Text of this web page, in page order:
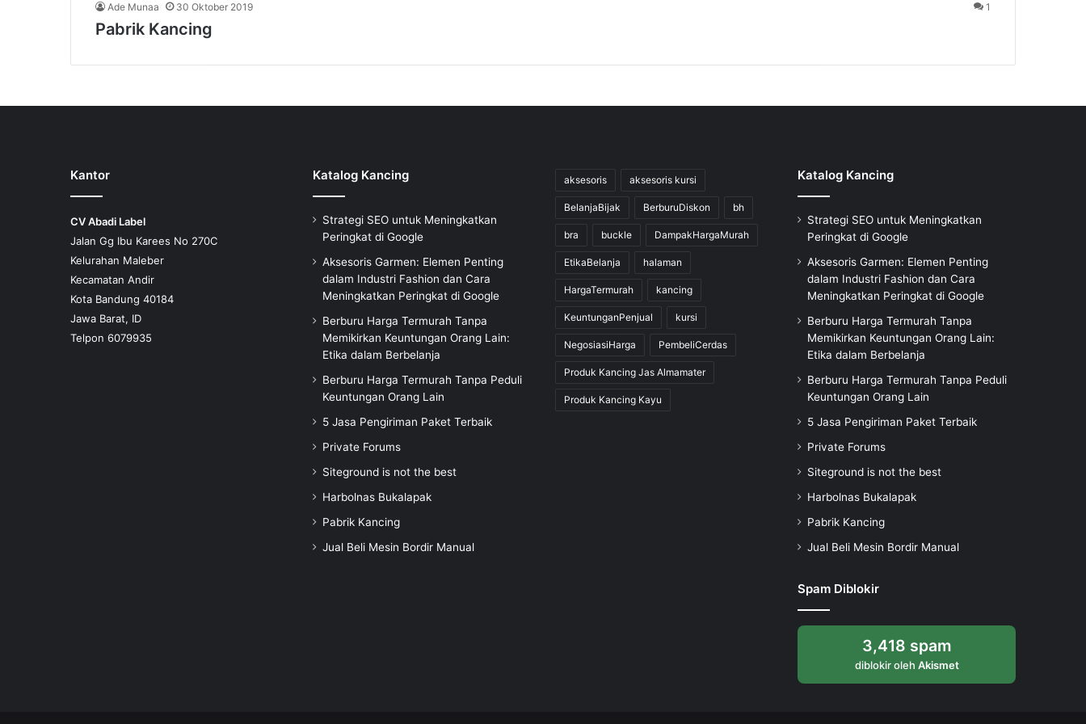
Ade Munaa 30 Oktober 2019 1
Pabrik Kancing
Kantor
CV Abadi Label
Jalan Gg Ibu Karees No 270C
Kelurahan Maleber
Kecamatan Andir
Kota Bandung 40184
Jawa Barat, ID
Telpon 6079935
Katalog Kancing
Strategi SEO untuk Meningkatkan
Peringkat di Google
Aksesoris Garmen: Elemen Penting
dalam Industri Fashion dan Cara
Meningkatkan Peringkat di Google
Berburu Harga Termurah Tanpa
Memikirkan Keuntungan Orang Lain:
Etika dalam Berbelanja
Berburu Harga Termurah Tanpa Peduli
Keuntungan Orang Lain
5 Jasa Pengiriman Paket Terbaik
Private Forums
Siteground is not the best
Harbolnas Bukalapak
Pabrik Kancing
Jual Beli Mesin Bordir Manual
aksesoris aksesoris kursi
BelanjaBijak BerburuDiskon bh
bra buckle DampakHargaMurah
EtikaBelanja halaman
HargaTermurah kancing
KeuntunganPenjual kursi
NegosiasiHarga PembeliCerdas
Produk Kancing Jas Almamater
Produk Kancing Kayu
Katalog Kancing
Strategi SEO untuk Meningkatkan
Peringkat di Google
Aksesoris Garmen: Elemen Penting
dalam Industri Fashion dan Cara
Meningkatkan Peringkat di Google
Berburu Harga Termurah Tanpa
Memikirkan Keuntungan Orang Lain:
Etika dalam Berbelanja
Berburu Harga Termurah Tanpa Peduli
Keuntungan Orang Lain
5 Jasa Pengiriman Paket Terbaik
Private Forums
Siteground is not the best
Harbolnas Bukalapak
Pabrik Kancing
Jual Beli Mesin Bordir Manual
Spam Diblokir
3,418 spam
diblokir oleh Akismet